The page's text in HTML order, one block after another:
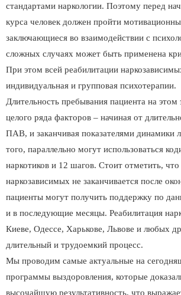
стандартами наркологии. Поэтому перед
курса человек должен пройти
заключающиеся во взаимодействии с
сложных случаях может быть применена
При этом всей реабилитации
индивидуальная и групповая психотерапии.
Длительность пребывания пациента на этом
целого ряда факторов – начиная от
ПАВ, и заканчивая показателями динамики
того, параллельно могут использоваться
наркотиков и 12 шагов. Стоит отметить, что
наркозависимых не заканчивается после
пациенты могут получить поддержку по
и в последующие месяцы. Реабилитация
Киеве, Одессе, Харькове, Львове и любых
длительный и трудоемкий процесс.
Мы проводим самые актуальные на
программы выздоровления, которые
высочайшую результативность, что